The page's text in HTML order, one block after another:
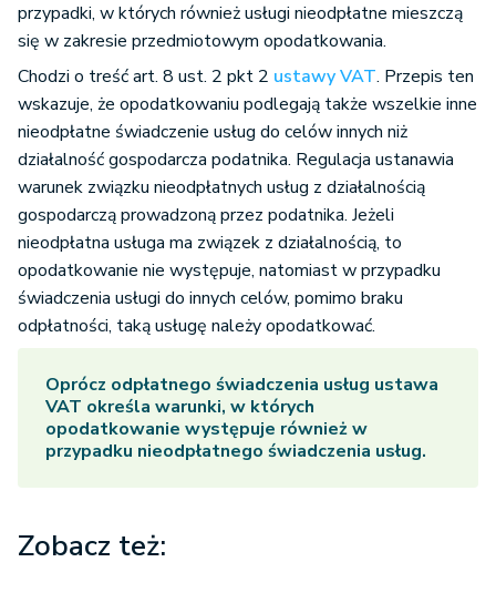
przypadki, w których również usługi nieodpłatne mieszczą
się w zakresie przedmiotowym opodatkowania.
Chodzi o treść art. 8 ust. 2 pkt 2 ustawy VAT. Przepis ten
wskazuje, że opodatkowaniu podlegają także wszelkie inne
nieodpłatne świadczenie usług do celów innych niż
działalność gospodarcza podatnika. Regulacja ustanawia
warunek związku nieodpłatnych usług z działalnością
gospodarczą prowadzoną przez podatnika. Jeżeli
nieodpłatna usługa ma związek z działalnością, to
opodatkowanie nie występuje, natomiast w przypadku
świadczenia usługi do innych celów, pomimo braku
odpłatności, taką usługę należy opodatkować.
Oprócz odpłatnego świadczenia usług ustawa
VAT określa warunki, w których
opodatkowanie występuje również w
przypadku nieodpłatnego świadczenia usług.
Zobacz też: